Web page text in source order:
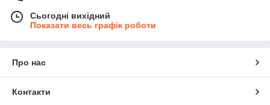
Сьогодні вихідний
Показати весь графік роботи
Про нас
Контакти